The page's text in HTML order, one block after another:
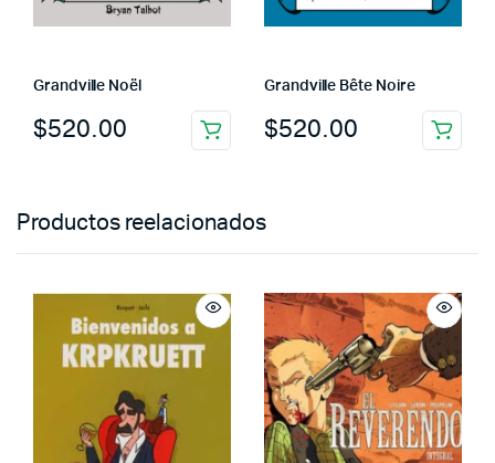
Grandville Noël
$520.00
Grandville Bête Noire
$520.00
Productos reelacionados